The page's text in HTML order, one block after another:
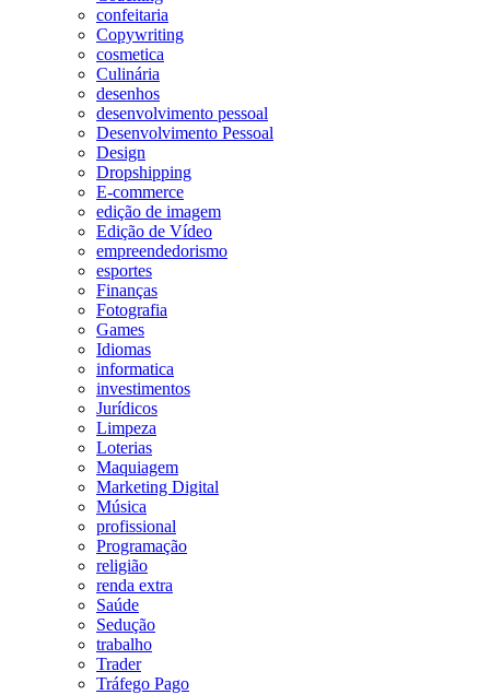
confeitaria
Copywriting
cosmetica
Culinária
desenhos
desenvolvimento pessoal
Desenvolvimento Pessoal
Design
Dropshipping
E-commerce
edição de imagem
Edição de Vídeo
empreendedorismo
esportes
Finanças
Fotografia
Games
Idiomas
informatica
investimentos
Jurídicos
Limpeza
Loterias
Maquiagem
Marketing Digital
Música
profissional
Programação
religião
renda extra
Saúde
Sedução
trabalho
Trader
Tráfego Pago